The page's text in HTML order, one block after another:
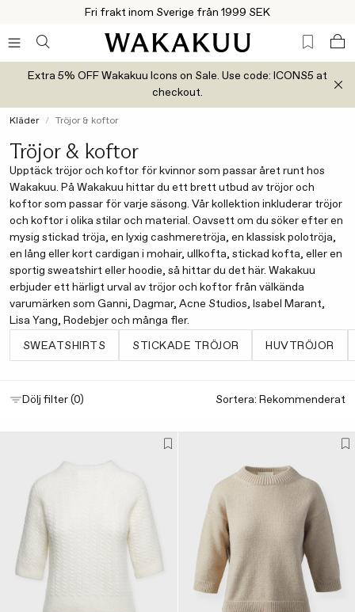
Fri frakt inom Sverige från 1999 SEK
Extra 5% OFF Wakakuu Icons on Sale. Use code: ICONS5 at
checkout.
Kläder Tröjor & koftor
Tröjor & koftor
Upptäck tröjor och koftor för kvinnor som passar året runt hos
Wakakuu. På Wakakuu hittar du ett brett utbud av tröjor och
koftor som passar för varje säsong. Vår kollektion inkluderar tröjor
och koftor i olika stilar och material. Oavsett om du söker efter en
mysig stickad tröja, en lyxig cashmeretröja, en klassisk polotröja,
en lång eller kort cardigan i mohair, ullkofta, stickad kofta, eller en
sportig sweatshirt eller hoodie, så hittar du det här. Wakakuu
erbjuder ett härligt urval av tröjor och koftor från välkända
varumärken som Ganni, Dagmar, Acne Studios, Isabel Marant,
Lisa Yang, Rodebjer och många fler.
SWEATSHIRTS
STICKADE TRÖJOR HUVTRÖJOR
Dölj filter (0) Sortera: